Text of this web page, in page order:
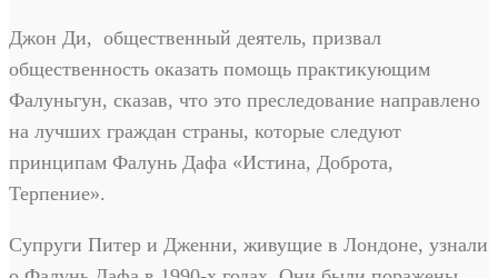
Джон Ди, общественный деятель, призвал
общественность оказать помощь практикующим
Фалуньгун, сказав, что это преследование направлено
на лучших граждан страны, которые следуют
принципам Фалунь Дафа «Истина, Доброта,
Терпение».
Супруги Питер и Дженни, живущие в Лондоне, узнали